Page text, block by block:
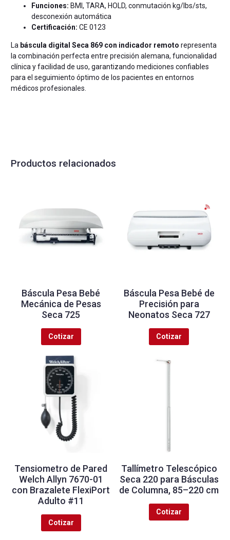
Funciones: BMI, TARA, HOLD, conmutación kg/lbs/sts,
desconexión automática
Certificación: CE 0123
La báscula digital Seca 869 con indicador remoto representa
la combinación perfecta entre precisión alemana, funcionalidad
clínica y facilidad de uso, garantizando mediciones confiables
para el seguimiento óptimo de los pacientes en entornos
médicos profesionales.
Productos relacionados
Báscula Pesa Bebé
Mecánica de Pesas
Seca 725
Cotizar
Báscula Pesa Bebé de
Precisión para
Neonatos Seca 727
Cotizar
Tensiometro de Pared
Welch Allyn 7670-01
con Brazalete FlexiPort
Adulto #11
Cotizar
Tallímetro Telescópico
Seca 220 para Básculas
de Columna, 85–220 cm
Cotizar